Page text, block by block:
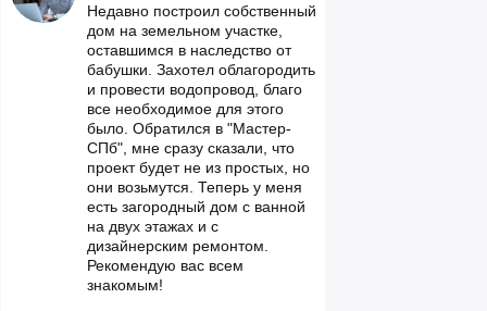
Недавно построил собственный
дом на земельном участке,
оставшимся в наследство от
бабушки. Захотел облагородить
и провести водопровод, благо
все необходимое для этого
было. Обратился в "Мастер-
СПб", мне сразу сказали, что
проект будет не из простых, но
они возьмутся. Теперь у меня
есть загородный дом с ванной
на двух этажах и с
дизайнерским ремонтом.
Рекомендую вас всем
знакомым!